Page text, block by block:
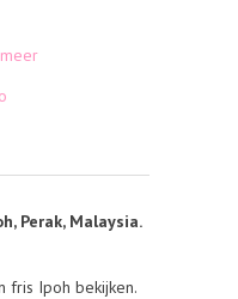
Perak, Malaysia.
fris Ipoh bekijken.